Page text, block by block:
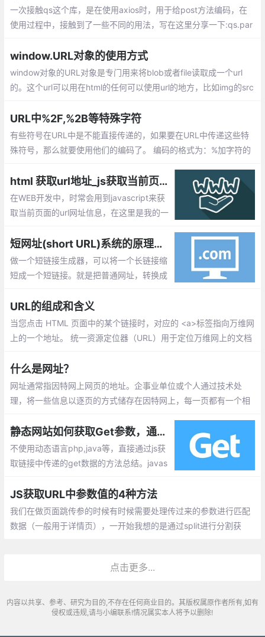
一次接触qs这个库，是在使用axios时，用于给post方法编码，在
使用过程中，接触到了一些不同的用法，写在这里分享一下:qs.par
window.URL对象的使用方式
window对象的URL对象是专门用来将blob或者file读取成一个url
的。这个url可以用在html的任何可以使用url的地方，比如img的src
URL中%2F,%2B等特殊字符
有些符号在URL中是不能直接传递的，如果要在URL中传递这些特
殊符号，那么就要使用他们的编码了。 编码的格式为：%加字符的
值。
html 获取url地址_js获取当前页面的url网址信息汇总
在WEB开发中，时常会用到javascript来获
取当前页面的url网址信息，在这里是我的一
ref(设置或获取整个 URL 为字符串),windo
w.location.protocol(设置或获取 URL 的协
议部分)
短网址(short URL)系统的原理及其实现
做一个短链接生成器，可以将一个长链接缩
短成一个短链接。就是把普通网址，转换成
少、美观、便于发布、传播。
URL的组成和含义
当您点击 HTML 页面中的某个链接时，对应的 <a>标签指向万维网
上的一个地址。 统一资源定位器（URL）用于定位万维网上的文档
什么是网址？
网址通常指因特网上网页的地址。企事业单位或个人通过技术处
理，将一些信息以逐页的方式储存在因特网上，每一页都有一个相
址。
静态网站如何获取Get参数，通过js获取url的参数数据的实现方式
不使用动态语言php,java等，直接通过js获
取链接中传递的get数据的方法总结。javas
来的url进行简单地解析即可。
JS获取URL中参数值的4种方法
我们在做页面跳传参的时候有时候需要处理传过来的参数进行匹配
数据（一般用于详情页），一开始我想的是通过split进行分割获
点击更多...
内容以共享、参考、研究为目的,不存在任何商业目的。其版权属原作者所有,如有
侵权或违规,请与小编联系!情况属实本人将予以删除!